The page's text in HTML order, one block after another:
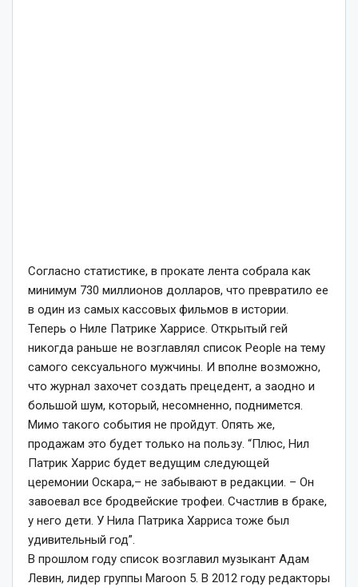
Согласно статистике, в прокате лента собрала как
минимум 730 миллионов долларов, что превратило ее
в один из самых кассовых фильмов в истории.
Теперь о Ниле Патрике Харрисе. Открытый гей
никогда раньше не возглавлял список People на тему
самого сексуального мужчины. И вполне возможно,
что журнал захочет создать прецедент, а заодно и
большой шум, который, несомненно, поднимется.
Мимо такого события не пройдут. Опять же,
продажам это будет только на пользу. “Плюс, Нил
Патрик Харрис будет ведущим следующей
церемонии Оскара,– не забывают в редакции. – Он
завоевал все бродвейские трофеи. Счастлив в браке,
у него дети. У Нила Патрика Харриса тоже был
удивительный год”.
В прошлом году список возглавил музыкант Адам
Левин, лидер группы Maroon 5. В 2012 году редакторы